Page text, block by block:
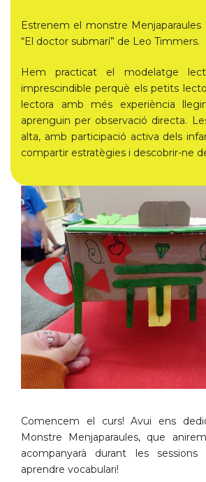
Estrenem el monstre
“El doctor submarí” de Leo Timmers.
Hem practicat el modelatge
imprescindible perquè els petits
lectora amb més experiència
aprenguin per observació directa.
alta, amb participació activa dels
compartir estratègies i descobrir-ne
Comencem el curs! Avui ens
Monstre Menjaparaules, que
acompanyarà durant les
aprendre vocabulari!